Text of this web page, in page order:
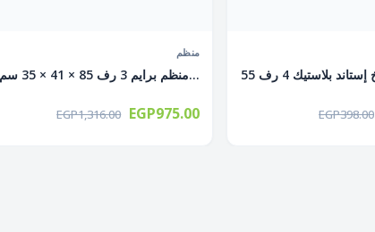
منظم
منظم برايم 3 رف 85 × 41 × 35 سم...
EGP1,316.00 EGP975.00 EGP398.00